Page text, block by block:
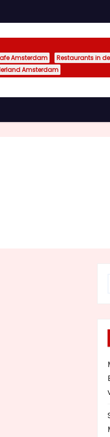
Amsterdam
Restaurants in
Amsterdam